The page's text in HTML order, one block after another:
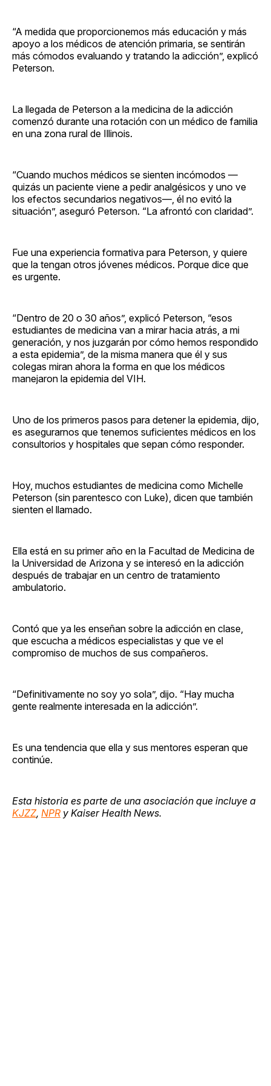
“A medida que proporcionemos más educación y más
apoyo a los médicos de atención primaria, se sentirán
más cómodos evaluando y tratando la adicción”, explicó
Peterson.
La llegada de Peterson a la medicina de la adicción
comenzó durante una rotación con un médico de familia
en una zona rural de Illinois.
“Cuando muchos médicos se sienten incómodos —
quizás un paciente viene a pedir analgésicos y uno ve
los efectos secundarios negativos—, él no evitó la
situación”, aseguró Peterson. “La afrontó con claridad”.
Fue una experiencia formativa para Peterson, y quiere
que la tengan otros jóvenes médicos. Porque dice que
es urgente.
“Dentro de 20 o 30 años”, explicó Peterson, “esos
estudiantes de medicina van a mirar hacia atrás, a mi
generación, y nos juzgarán por cómo hemos respondido
a esta epidemia”, de la misma manera que él y sus
colegas miran ahora la forma en que los médicos
manejaron la epidemia del VIH.
Uno de los primeros pasos para detener la epidemia, dijo,
es asegurarnos que tenemos suficientes médicos en los
consultorios y hospitales que sepan cómo responder.
Hoy, muchos estudiantes de medicina como Michelle
Peterson (sin parentesco con Luke), dicen que también
sienten el llamado.
Ella está en su primer año en la Facultad de Medicina de
la Universidad de Arizona y se interesó en la adicción
después de trabajar en un centro de tratamiento
ambulatorio.
Contó que ya les enseñan sobre la adicción en clase,
que escucha a médicos especialistas y que ve el
compromiso de muchos de sus compañeros.
“Definitivamente no soy yo sola”, dijo. “Hay mucha
gente realmente interesada en la adicción”.
Es una tendencia que ella y sus mentores esperan que
continúe.
Esta historia es parte de una asociación que incluye a
KJZZ, NPR y Kaiser Health News.